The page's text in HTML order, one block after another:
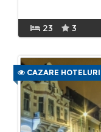
23 3
CAZARE HOTELURI